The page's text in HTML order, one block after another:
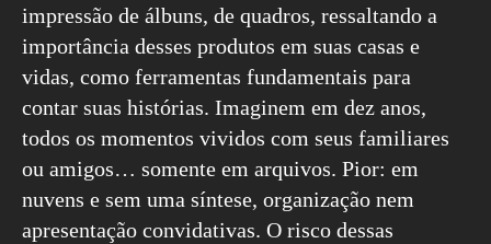
impressão de álbuns, de quadros, ressaltando a
importância desses produtos em suas casas e
vidas, como ferramentas fundamentais para
contar suas histórias. Imaginem em dez anos,
todos os momentos vividos com seus familiares
ou amigos… somente em arquivos. Pior: em
nuvens e sem uma síntese, organização nem
apresentação convidativas. O risco dessas